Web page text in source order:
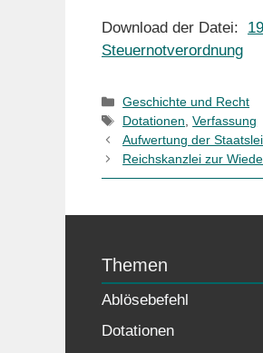
Download der Datei:
Steuernotverordnung
Kategorien
Geschichte und Recht
Schlagwörter
Dotationen,Verfassung
Aufwertung der
Reichskanzlei zur
Themen
Ablösebefehl
Dotationen